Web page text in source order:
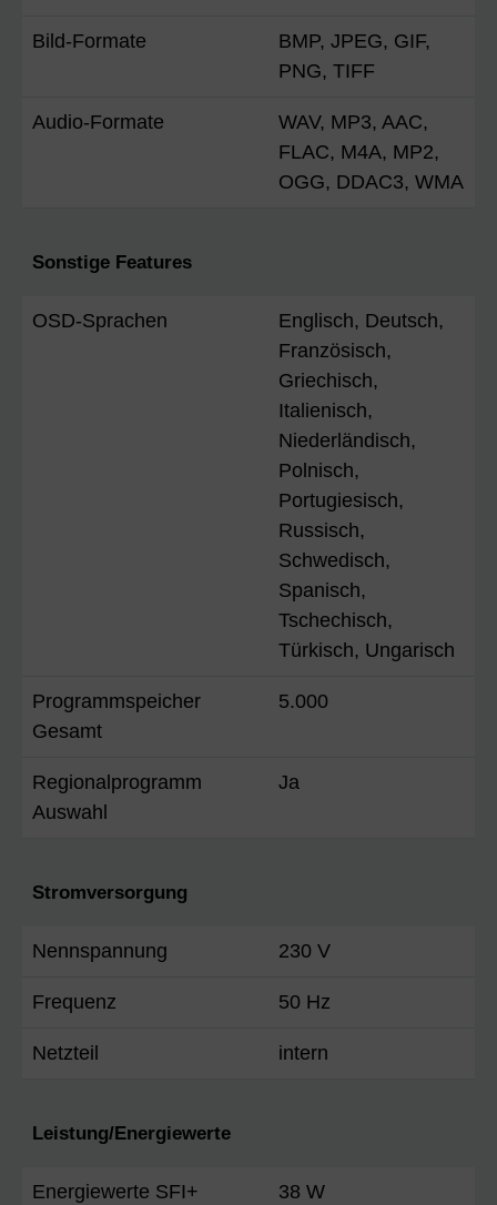
Bild-Formate
BMP, JPEG, GIF,
PNG, TIFF
Audio-Formate
WAV, MP3, AAC,
FLAC, M4A, MP2,
OGG, DDAC3, WMA
Sonstige Features
OSD-Sprachen
Englisch, Deutsch,
Französisch,
Griechisch,
Italienisch,
Niederländisch,
Polnisch,
Portugiesisch,
Russisch,
Schwedisch,
Spanisch,
Tschechisch,
Türkisch, Ungarisch
Programmspeicher
Gesamt
5.000
Regionalprogramm
Auswahl
Ja
Stromversorgung
Nennspannung 230 V
Frequenz 50 Hz
Netzteil intern
Leistung/Energiewerte
Energiewerte SFI+
38 W